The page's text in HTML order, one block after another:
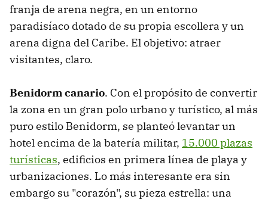
franja de arena negra, en un entorno
paradisíaco dotado de su propia escollera y un
arena digna del Caribe. El objetivo: atraer
visitantes, claro.
Benidorm canario. Con el propósito de convertir
la zona en un gran polo urbano y turístico, al más
puro estilo Benidorm, se planteó levantar un
hotel encima de la batería militar, 15.000 plazas
turísticas, edificios en primera línea de playa y
urbanizaciones. Lo más interesante era sin
embargo su "corazón", su pieza estrella: una